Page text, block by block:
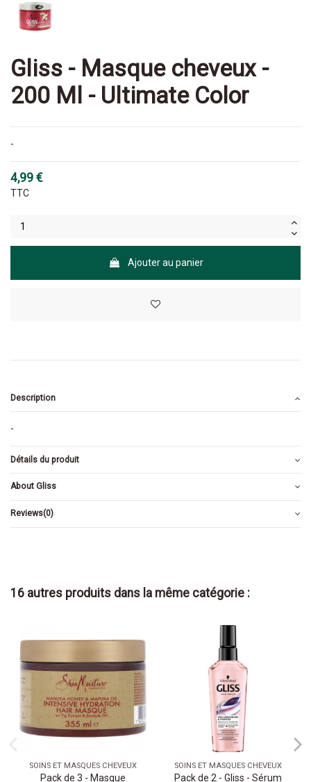
Gliss - Masque cheveux -
200 Ml - Ultimate Color
-
4,99 €
TTC
Ajouter au panier
Description
-
Détails du produit
About Gliss
Reviews(0)
16 autres produits dans la même catégorie :
SOINS ET MASQUES CHEVEUX
Pack de 3 - Masque
SOINS ET MASQUES CHEVEUX
Pack de 2 - Gliss - Sérum